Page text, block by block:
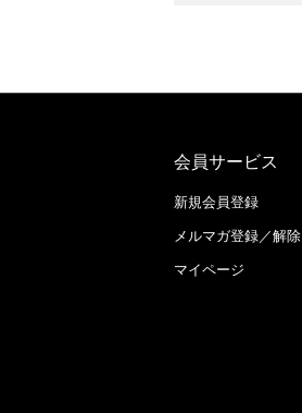
会員サービス
新規会員登録
メルマガ登録／解除
マイページ